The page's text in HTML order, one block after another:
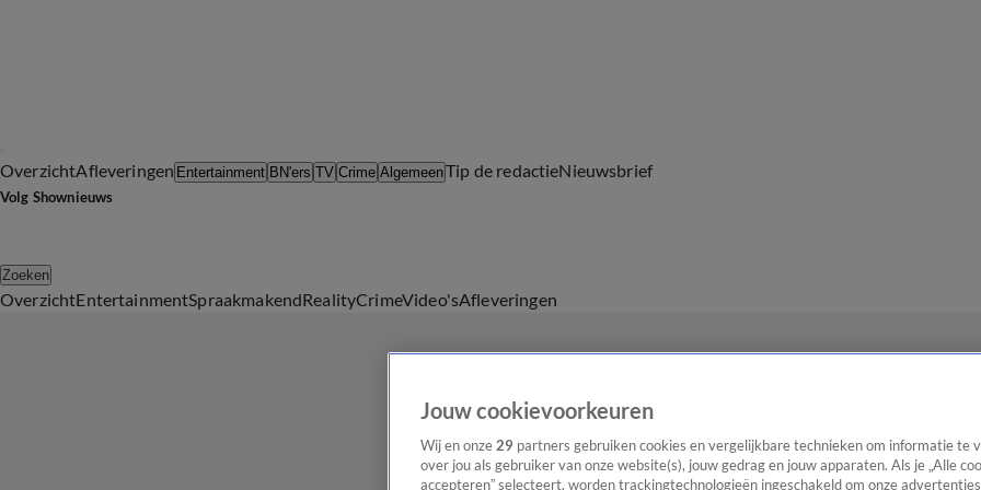
OverzichtAfleveringen Entertainment BN'ers TV Crime AlgemeenTip de redactieNieuwsbrief
Volg Shownieuws
Zoeken
OverzichtEntertainmentSpraakmakendRealityCrimeVideo'sAfleveringen
Jouw cookievoorkeuren
Wij en onze 29 partners gebruiken cookies en vergelijkbare technieken om informatie te
over jou als gebruiker van onze website(s), jouw gedrag en jouw apparaten. Als je „Alle
accepteren” selecteert, worden trackingtechnologieën ingeschakeld om onze